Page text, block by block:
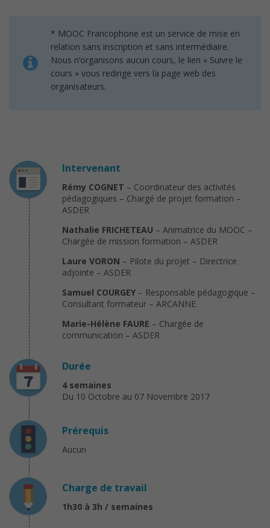
* MOOC Francophone est un service de mise en
relation sans inscription et sans intermédiaire.
Nous n’organisons aucun cours, le lien « Suivre le
cours » vous redirige vers la page web des
organisateurs.
Intervenant
Rémy COGNET – Coordinateur des activités
pédagogiques – Chargé de projet formation –
ASDER
Nathalie FRICHETEAU – Animatrice du MOOC –
Chargée de mission formation – ASDER
Laure VORON – Pilote du projet – Directrice
adjointe – ASDER
Samuel COURGEY – Responsable pédagogique –
Consultant formateur – ARCANNE
Marie-Hélène FAURE – Chargée de
communication – ASDER
Durée
4 semaines
Du 10 Octobre au 07 Novembre 2017
Prérequis
Aucun
Charge de travail
1h30 à 3h / semaines